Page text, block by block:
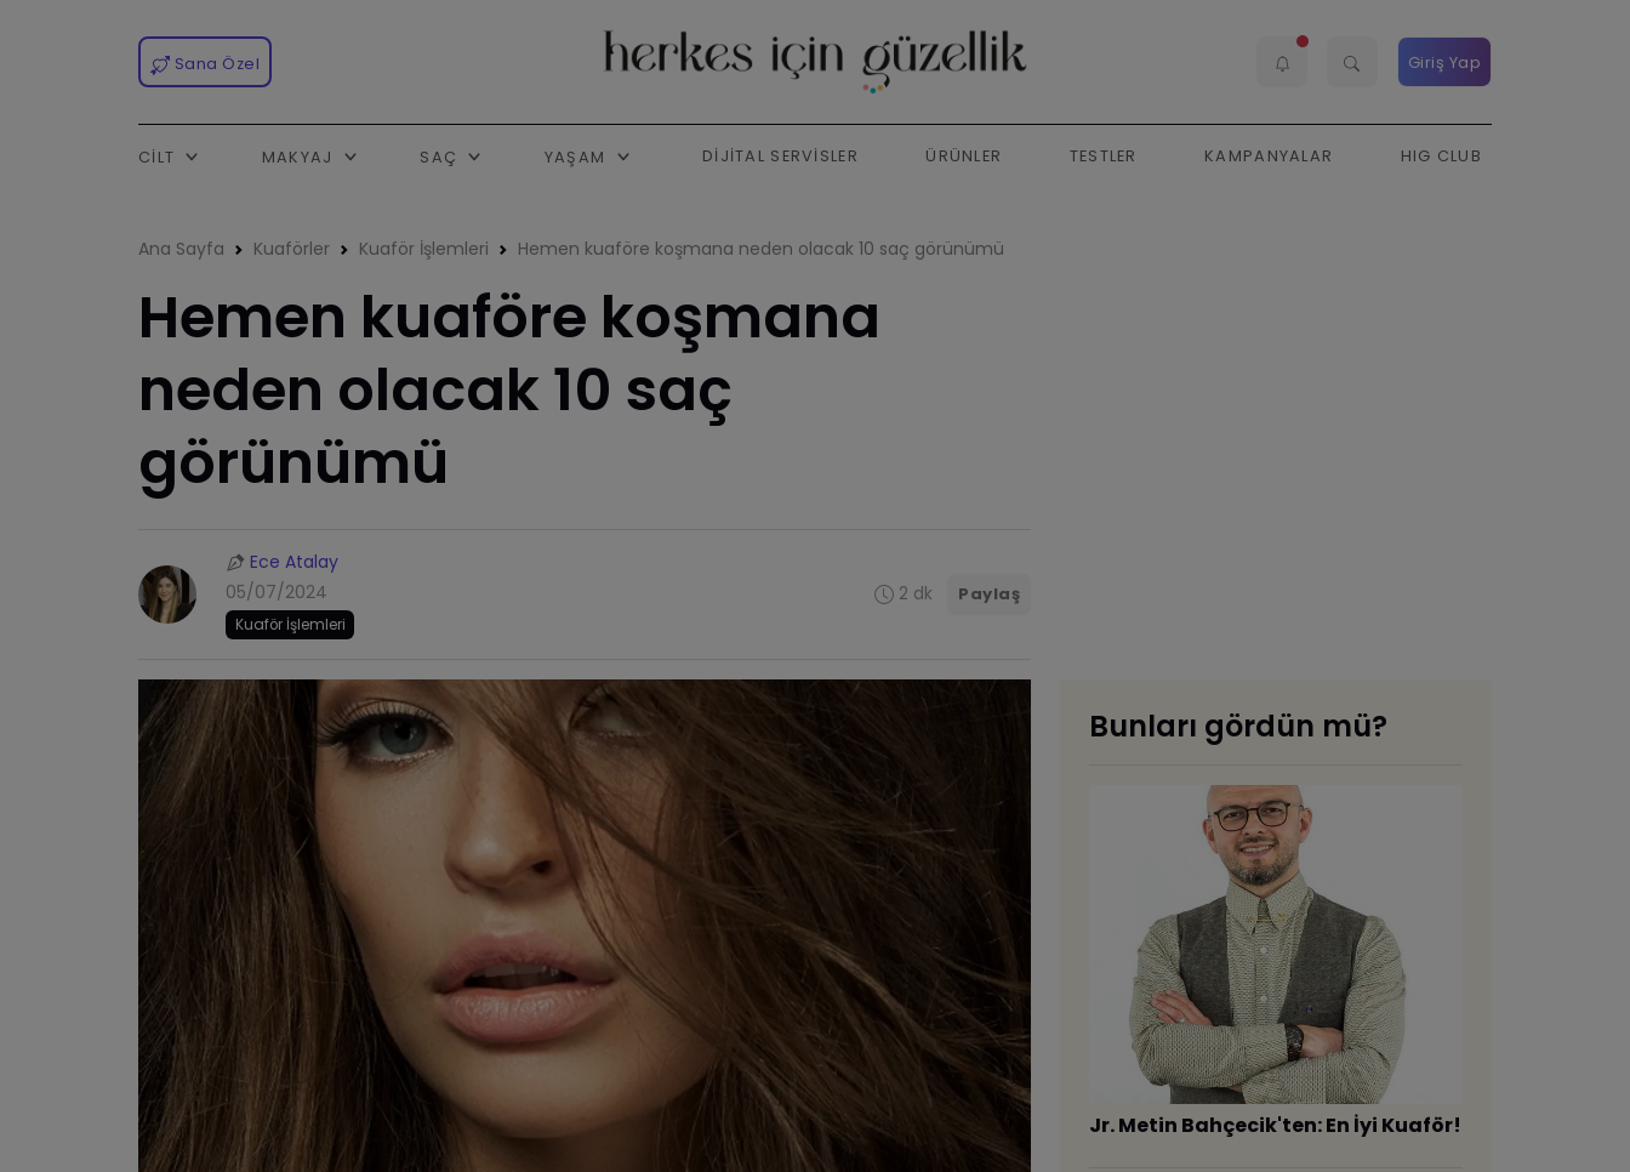
Sana Özel Giriş Yap
CILT MAKYAJ SAÇ YAŞAM DIJITAL SERVISLER ÜRÜNLER TESTLER KAMPANYALAR HIG CLUB
Ana Sayfa Kuaförler Kuaför İşlemleri ​Hemen kuaföre koşmana neden olacak 10 saç görünümü
​Hemen kuaföre koşmana
neden olacak 10 saç
görünümü
Ece Atalay
05/07/2024
Kuaför İşlemleri
2 dk Paylaş
Bunları gördün mü?
Jr. Metin Bahçecik'ten: En İyi Kuaför!